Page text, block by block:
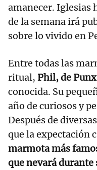
amanecer. Iglesias
de la semana irá
sobre lo vivido en
Entre todas las
ritual, Phil, de
conocida. Su
año de curiosos y
Después de
que la expectación
marmota más
que nevará durante